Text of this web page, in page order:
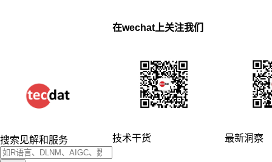
搜索见解和服务
在wechat上关注我们
技术干货 最新洞察